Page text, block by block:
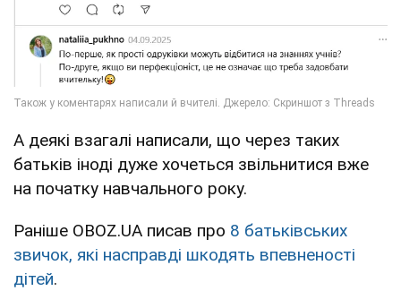
А деякі взагалі написали, що через таких
батьків іноді дуже хочеться звільнитися вже
на початку навчального року.
Раніше OBOZ.UA писав про 8 батьківських
звичок, які насправді шкодять впевненості
дітей.